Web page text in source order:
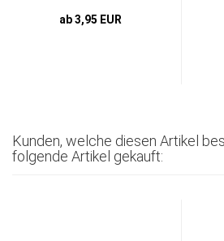
ab 3,95 EUR
Kunden, welche diesen Artikel
folgende Artikel gekauft: